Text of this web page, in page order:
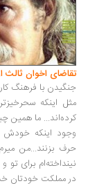
اخوان ثالث از رهبر
با فرهنگ کار عبثی
اینکه سحرخیزتر از
ما همین چیزها را
اینکه خودش گرجی
بزنند...من میرم رو
برای تو و امثال
مملکت خودتان خدمت